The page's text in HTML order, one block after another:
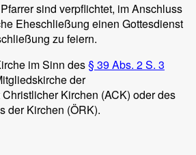
sind verpflichtet, im Anschluss
Eheschließung einen Gottesdienst
zu feiern.
im Sinn des§ 39 Abs. 2 S. 3
der
Kirchen (ACK) oder des
der Kirchen (ÖRK).